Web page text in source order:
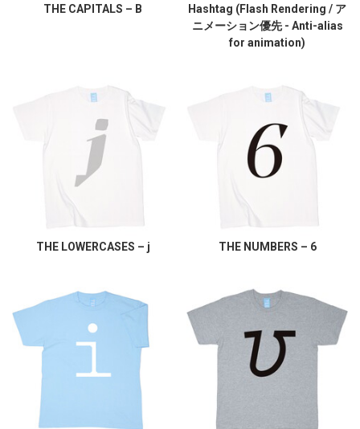
THE CAPITALS – B
Hashtag (Flash Rendering / ア
ニメーション優先 - Anti-alias
for animation)
THE LOWERCASES – j THE NUMBERS – 6